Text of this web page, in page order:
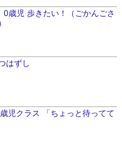
0歳児 歩きたい！（ごかんごさ
はずし
歳児クラス 「ちょっと待ってて